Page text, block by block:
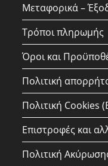
Μεταφορικά –
Τρόποι πληρωμής
Όροι και
Πολιτική
Πολιτική Cookies
Επιστροφές και
Πολιτική